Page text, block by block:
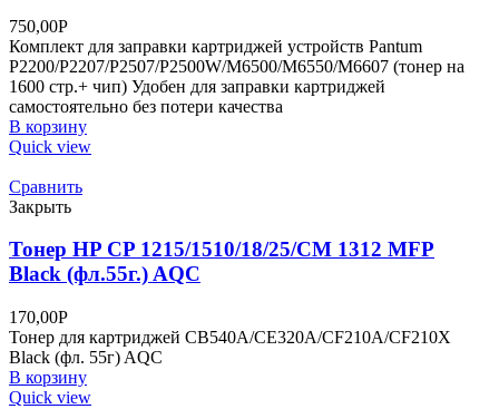
750,00Р
Комплект для заправки картриджей устройств Pantum
P2200/P2207/P2507/P2500W/M6500/M6550/M6607 (тонер на
1600 стр.+ чип) Удобен для заправки картриджей
самостоятельно без потери качества
В корзину
Quick view
Сравнить
Закрыть
Тонер HP CP 1215/1510/18/25/CM 1312 MFP
Black (фл.55г.) AQC
170,00Р
Тонер для картриджей CB540A/CE320A/CF210A/CF210X
Black (фл. 55г) AQC
В корзину
Quick view